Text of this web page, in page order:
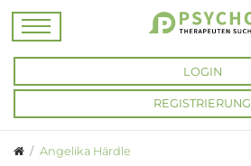
LOGIN
REGISTRIERUNG
Angelika Härdle